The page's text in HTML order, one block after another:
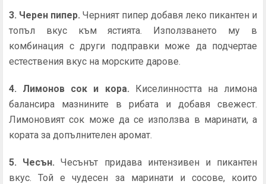
3. Черен пипер. Черният пипер добавя леко пикантен и
топъл вкус към ястията. Използването му в
комбинация с други подправки може да подчертае
естествения вкус на морските дарове.
4. Лимонов сок и кора.
Киселинността на лимона
балансира мазнините в рибата и добавя свежест.
Лимоновият сок може да се използва в маринати, а
кората за допълнителен аромат.
5. Чесън. Чесънът придава интензивен и пикантен
вкус. Той е чудесен за маринати и сосове, които